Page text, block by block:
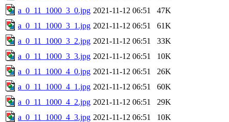
a_0_11_1000_3_0.jpg 2021-11-12 06:51
47K
a_0_11_1000_3_1.jpg 2021-11-12 06:51
61K
a_0_11_1000_3_2.jpg 2021-11-12 06:51
33K
a_0_11_1000_3_3.jpg 2021-11-12 06:51
10K
a_0_11_1000_4_0.jpg 2021-11-12 06:51
26K
a_0_11_1000_4_1.jpg 2021-11-12 06:51
60K
a_0_11_1000_4_2.jpg 2021-11-12 06:51
29K
a_0_11_1000_4_3.jpg 2021-11-12 06:51
10K